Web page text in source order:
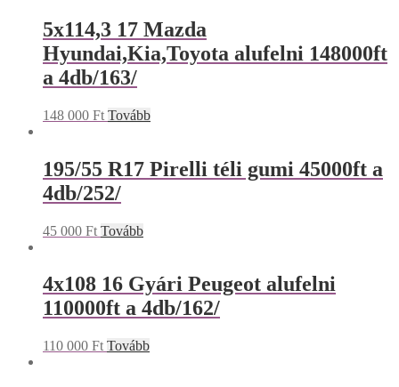
5x114,3 17 Mazda
Hyundai,Kia,Toyota alufelni 148000ft
a 4db/163/
148 000 Ft Tovább
195/55 R17 Pirelli téli gumi 45000ft a
4db/252/
45 000 Ft Tovább
4x108 16 Gyári Peugeot alufelni
110000ft a 4db/162/
110 000 Ft Tovább